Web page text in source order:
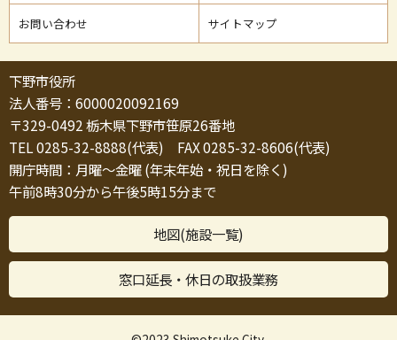
お問い合わせ サイトマップ
下野市役所
法人番号：6000020092169
〒329-0492 栃木県下野市笹原26番地
TEL 0285-32-8888(代表) FAX 0285-32-8606(代表)
開庁時間：月曜～金曜 (年末年始・祝日を除く)
午前8時30分から午後5時15分まで
地図(施設一覧)
窓口延長・休日の取扱業務